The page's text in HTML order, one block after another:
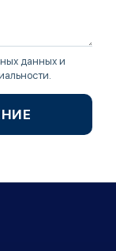
данных и